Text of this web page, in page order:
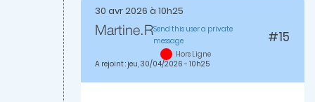
30 avr 2026 à 10h25
Martine.RSend this user a private
message
Hors Ligne
A rejoint : jeu, 30/04/2026 - 10h25
#15